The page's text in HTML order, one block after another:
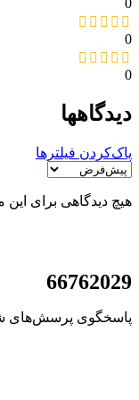
0
0
دیدگاهها
پاک‌کردن فیلترها
هیچ دیدگاهی برای
66762029
پاسخگوی پرسش‌های